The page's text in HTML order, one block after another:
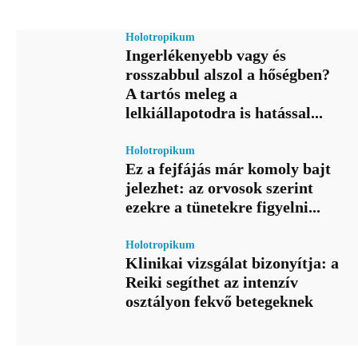
Holotropikum
Ingerlékenyebb vagy és
rosszabbul alszol a hőségben?
A tartós meleg a
lelkiállapotodra is hatással...
Holotropikum
Ez a fejfájás már komoly bajt
jelezhet: az orvosok szerint
ezekre a tünetekre figyelni...
Holotropikum
Klinikai vizsgálat bizonyítja: a
Reiki segíthet az intenzív
osztályon fekvő betegeknek